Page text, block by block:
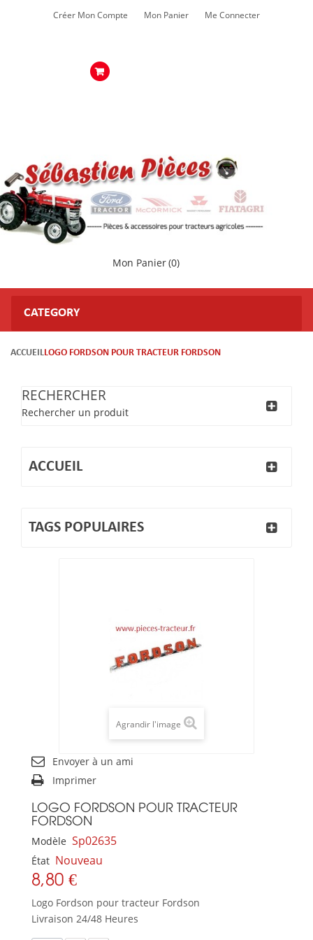
Créer Mon Compte Mon Panier Me Connecter
Mon Panier(0)
CATEGORY
ACCUEILLOGO FORDSON POUR TRACTEUR FORDSON
RECHERCHER
Rechercher un produit
ACCUEIL
TAGS POPULAIRES
Agrandir l'image
Envoyer à un ami
Imprimer
LOGO FORDSON POUR TRACTEUR
FORDSON
Modèle Sp02635
État Nouveau
8,80 €
Logo Fordson pour tracteur Fordson
Livraison 24/48 Heures